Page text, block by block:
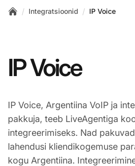
/ Integratsioonid / IP Voice
IP Voice
IP Voice, Argentiina VoIP ja
pakkuja, teeb LiveAgentiga
integreerimiseks. Nad
lahendusi kliendikogemuse
kogu Argentiina.